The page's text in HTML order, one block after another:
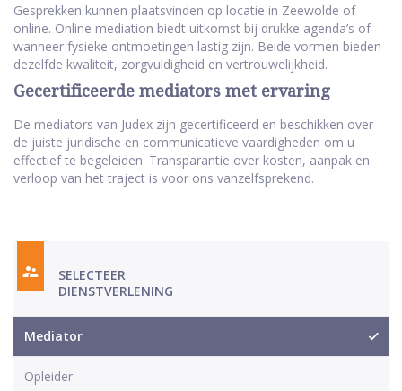
Gesprekken kunnen plaatsvinden op locatie in Zeewolde of
online. Online mediation biedt uitkomst bij drukke agenda’s of
wanneer fysieke ontmoetingen lastig zijn. Beide vormen bieden
dezelfde kwaliteit, zorgvuldigheid en vertrouwelijkheid.
Gecertificeerde mediators met ervaring
De mediators van Judex zijn gecertificeerd en beschikken over
de juiste juridische en communicatieve vaardigheden om u
effectief te begeleiden. Transparantie over kosten, aanpak en
verloop van het traject is voor ons vanzelfsprekend.
SELECTEER
DIENSTVERLENING
Mediator
Opleider